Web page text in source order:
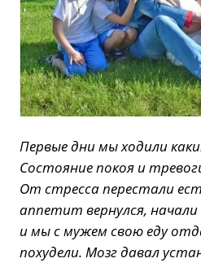
Первые дни мы ходили
Состояние покоя и
От стресса перестали
аппетит вернулся,
и мы с мужем свою еду
похудели. Мозг давал